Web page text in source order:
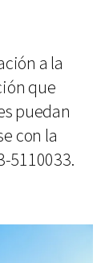
a la
que
puedan
con la
5110033.